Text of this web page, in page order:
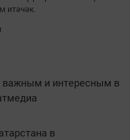
итәчәк.
и интересным в
в